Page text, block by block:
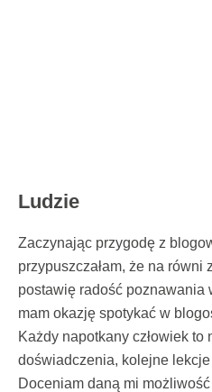
Ludzie
Zaczynając przygodę z
przypuszczałam, że na równi
postawię radość poznawania
mam okazję spotykać w
Każdy napotkany człowiek
doświadczenia, kolejne
Doceniam daną mi